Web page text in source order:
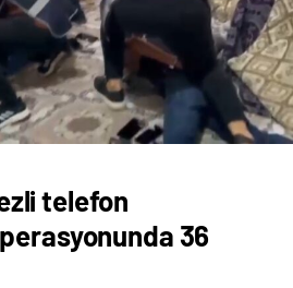
telefon
36